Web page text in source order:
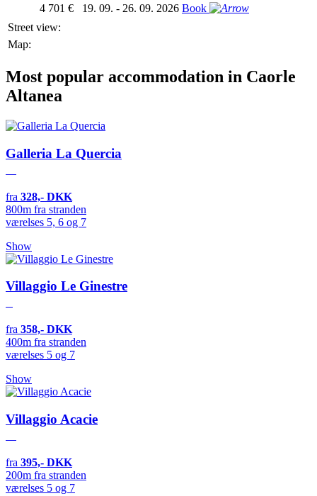
4 701 €
19. 09. - 26. 09. 2026 Book
Street view:
Map:
Most popular accommodation in Caorle
Altanea
Galleria La Quercia
fra 328,- DKK
800m fra stranden
værelses 5, 6 og 7
Show
Villaggio Le Ginestre
fra 358,- DKK
400m fra stranden
værelses 5 og 7
Show
Villaggio Acacie
fra 395,- DKK
200m fra stranden
værelses 5 og 7